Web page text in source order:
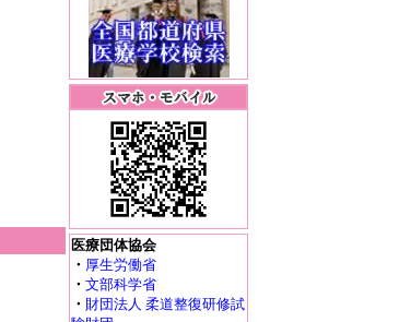
医療団体協会
・ 厚生労働省
・ 文部科学省
・ 財団法人 柔道整復研修試